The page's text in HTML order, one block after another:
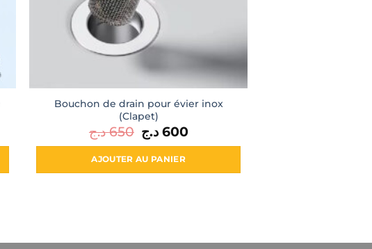
Bouchon de drain pour évier inox
(Clapet)
650 د.ج Le
prix
initial
était :
600 د.ج Le
actuel
AJOUTER AU PANIER